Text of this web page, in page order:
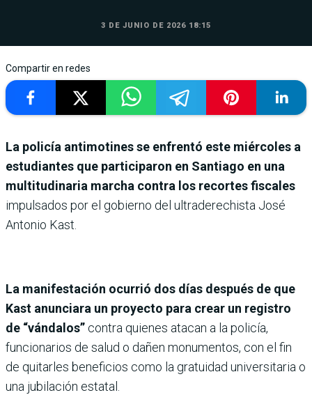
3 DE JUNIO DE 2026 18:15
Compartir en redes
La policía antimotines se enfrentó este miércoles a
estudiantes que participaron en Santiago en una
multitudinaria marcha contra los recortes fiscales
impulsados ​​por el gobierno del ultraderechista José
Antonio Kast.
La manifestación ocurrió dos días después de que
Kast anunciara un proyecto para crear un registro
de “vándalos” contra quienes atacan a la policía,
funcionarios de salud o dañen monumentos, con el fin
de quitarles beneficios como la gratuidad universitaria o
una jubilación estatal.